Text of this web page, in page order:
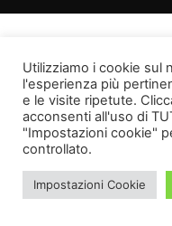
Utilizziamo i cookie sul
l'esperienza più
e le visite ripetute.
acconsenti all'uso di
"Impostazioni cookie"
controllato.
Impostazioni Cookie